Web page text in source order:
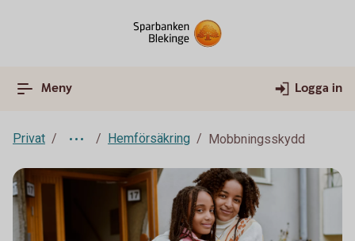
Meny Logga in
Privat Hemförsäkring Mobbningsskydd